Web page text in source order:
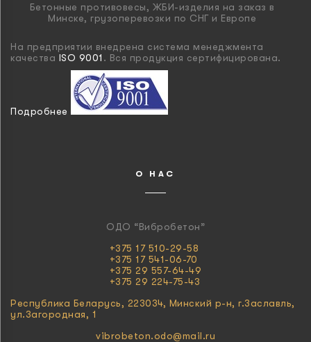
Бетонные противовесы, ЖБИ-изделия на заказ в
Минске, грузоперевозки по СНГ и Европе
На предприятии внедрена система менеджмента
качества ISO 9001 . Вся продукция сертифицирована.
Подробнее
О НАС
ОДО “Вибробетон”
+375 17 510-29-58
+375 17 541-06-70
+375 29 557-64-49
+375 29 224-75-43
Республика Беларусь, 223034, Минский р-н, г.Заславль,
ул.Загородная, 1
vibrobeton.odo@mail.ru